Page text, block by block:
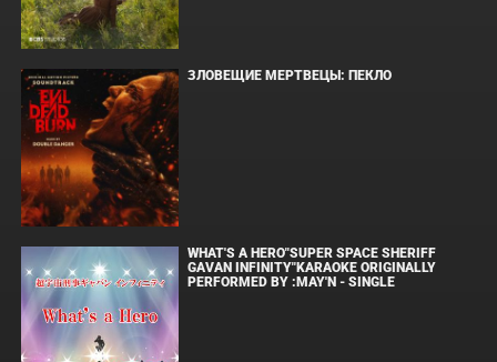
ЗЛОВЕЩИЕ МЕРТВЕЦЫ: ПЕКЛО
WHAT'S A HERO"SUPER SPACE SHERIFF
GAVAN INFINITY"KARAOKE ORIGINALLY
PERFORMED BY :MAY'N - SINGLE